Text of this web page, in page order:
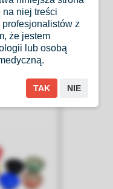
na niej treści
profesjonalistów z
że jestem
lub osobą
TAK NIE